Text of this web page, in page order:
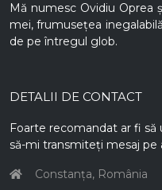
Mă numesc Ovidiu Oprea
mei, frumusețea
de pe întregul glob.
DETALII DE CONTACT
Foarte recomandat ar fi
să-mi transmiteți mesaj pe
Constanța, România